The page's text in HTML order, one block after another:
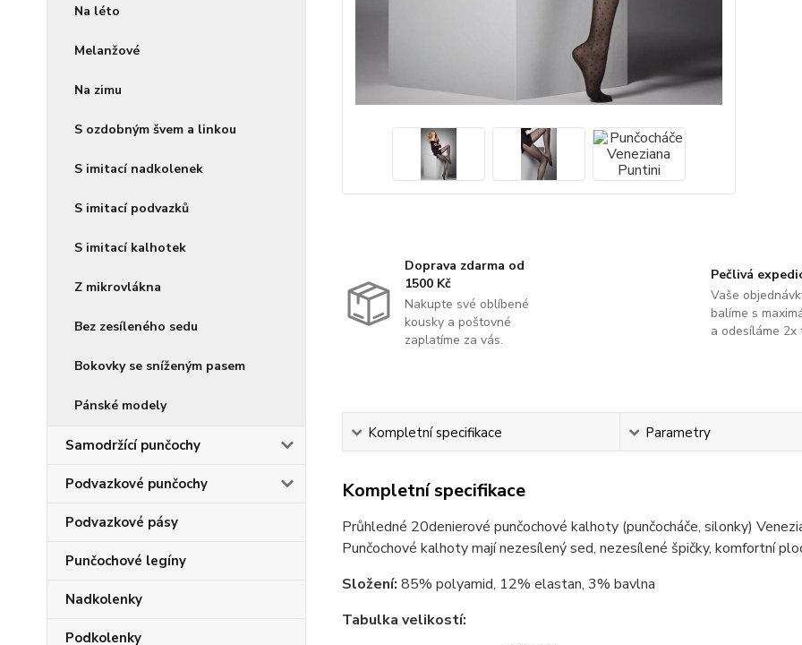
Na léto
Melanžové
Na zimu
S ozdobným švem a linkou
S imitací nadkolenek
S imitací podvazků
S imitací kalhotek
Z mikrovlákna
Bez zesíleného sedu
Bokovky se sníženým pasem
Pánské modely
Samodržící punčochy
Podvazkové punčochy
Podvazkové pásy
Punčochové legíny
Nadkolenky
Podkolenky
Doprava zdarma od
1500 Kč
Nakupte své oblíbené
kousky a poštovné
zaplatíme za vás.
Pečlivá
Vaše
balíme s
a odesíláme 2x
Kompletní specifikace Parametry
Kompletní specifikace
Průhledné 20denierové punčochové kalhoty (punčocháče, silonky)
Punčochové kalhoty mají nezesílený sed, nezesílené špičky, komfortní
Složení: 85% polyamid, 12% elastan, 3% bavlna
Tabulka velikostí: